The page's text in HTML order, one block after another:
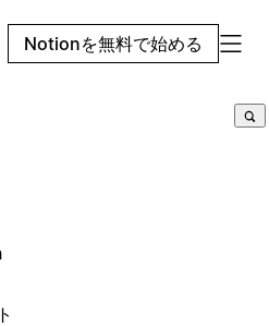
Notionを無料で始める